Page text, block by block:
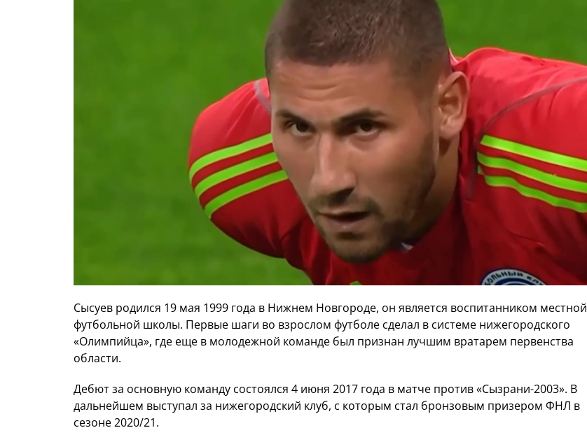
Сысуев родился 19 мая 1999 года в Нижнем Новгороде, он является воспитанником местной
футбольной школы. Первые шаги во взрослом футболе сделал в системе нижегородского
«Олимпийца», где еще в молодежной команде был признан лучшим вратарем первенства
области.
Дебют за основную команду состоялся 4 июня 2017 года в матче против «Сызрани-2003». В
дальнейшем выступал за нижегородский клуб, с которым стал бронзовым призером ФНЛ в
сезоне 2020/21.